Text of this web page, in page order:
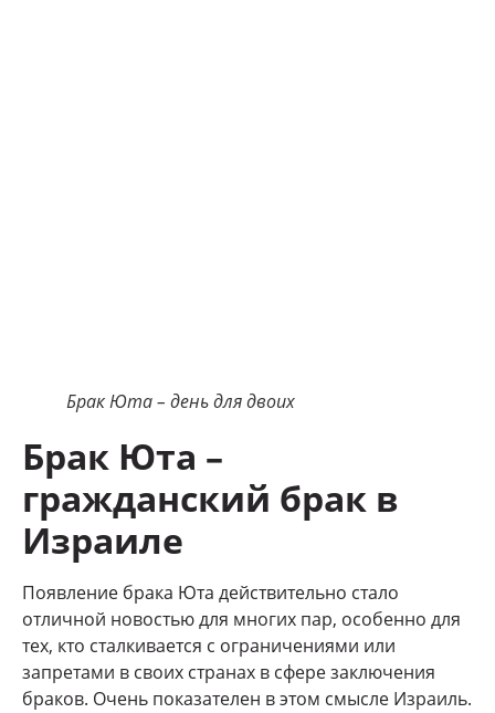
Брак Юта – день для двоих
Брак Юта –
гражданский брак в
Израиле
Появление брака Юта действительно стало
отличной новостью для многих пар, особенно для
тех, кто сталкивается с ограничениями или
запретами в своих странах в сфере заключения
браков. Очень показателен в этом смысле Израиль.